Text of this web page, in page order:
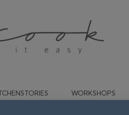
WORKSHOPS